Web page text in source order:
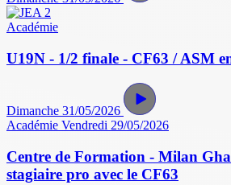
Académie
U19N - 1/2 finale - CF63 / ASM
Dimanche 31/05/2026
Académie Vendredi 29/05/2026
Centre de Formation - Milan
stagiaire pro avec le CF63